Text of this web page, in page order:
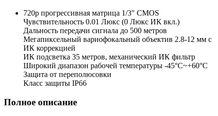
720p прогрессивная матрица 1/3" CMOS
Чувствительность 0.01 Люкс (0 Люкс ИК вкл.)
Дальность передачи сигнала до 500 метров
Мегапиксельный вариофокальный объектив 2.8-12 мм с
ИК коррекцией
ИК подсветка 35 метров, механический ИК фильтр
Широкий диапазон рабочей температуры -45°С~+60°С
Защита от переполюсовки
Класс защиты IP66
Полное описание